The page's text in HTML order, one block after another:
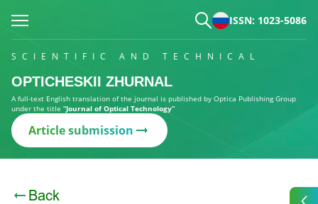
ISSN: 1023-5086
SCIENTIFIC AND TECHNICAL
OPTICHESKII ZHURNAL
A full-text English translation of the journal is published by Optica Publishing Group
under the title “Journal of Optical Technology”
Article submission
Back